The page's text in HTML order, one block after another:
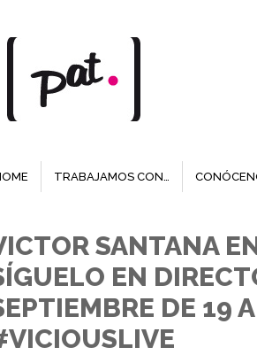
TRABAJAMOS CON…
SANTANA
EN
DE 19